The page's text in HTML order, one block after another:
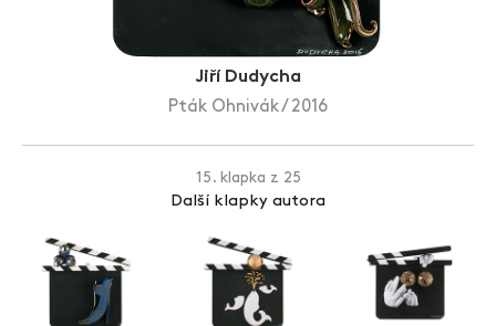
Jiří Dudycha
Pták Ohnivák / 2016
15. klapka z 25
Další klapky autora